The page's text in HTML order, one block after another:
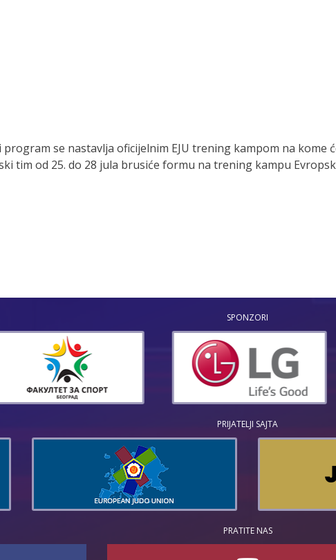
se nastavlja oficijelnim EJU trening kampom na kome
tim od 25. do 28 jula brusiće formu na trening kampu
SPONZORI
PRIJATELJI SAJTA
PRATITE NAS